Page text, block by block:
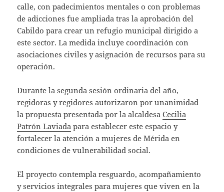
calle, con padecimientos mentales o con problemas
de adicciones fue ampliada tras la aprobación del
Cabildo para crear un refugio municipal dirigido a
este sector. La medida incluye coordinación con
asociaciones civiles y asignación de recursos para su
operación.
Durante la segunda sesión ordinaria del año,
regidoras y regidores autorizaron por unanimidad
la propuesta presentada por la alcaldesaCecilia
Patrón Laviada para establecer este espacio y
fortalecer la atención a mujeres de Mérida en
condiciones de vulnerabilidad social.
El proyecto contempla resguardo, acompañamiento
y servicios integrales para mujeres que viven en la